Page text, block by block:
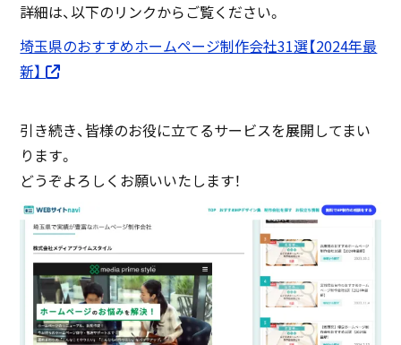
詳細は、以下のリンクからご覧ください。
埼玉県のおすすめホームページ制作会社31選【2024年最
新】
引き続き、皆様のお役に立てるサービスを展開してまい
ります。
どうぞよろしくお願いいたします！